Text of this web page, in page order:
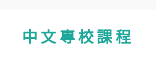
中文專校課程